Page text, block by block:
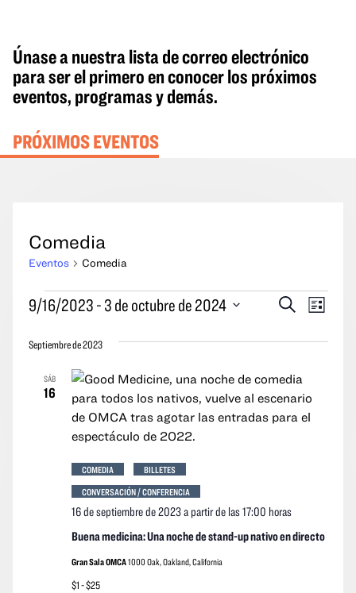
Únase a nuestra lista de correo electrónico
para ser el primero en conocer los próximos
eventos, programas y demás.
PRÓXIMOS EVENTOS
Comedia
Eventos Comedia
Eventos
Eventos
y
vistas
Buscar
las
Lista
9/16/2023 - 3 de octubre de 2024
la
Septiembre de 2023
SÁB
16
Buena medicina: Una noche de stand-up nativo en directo
16 de septiembre de 2023 a partir de las 17:00 horas
COMEDIA
BILLETES
CONVERSACIÓN / CONFERENCIA
Gran Sala OMCA1000 Oak, Oakland, California
$1 - $25